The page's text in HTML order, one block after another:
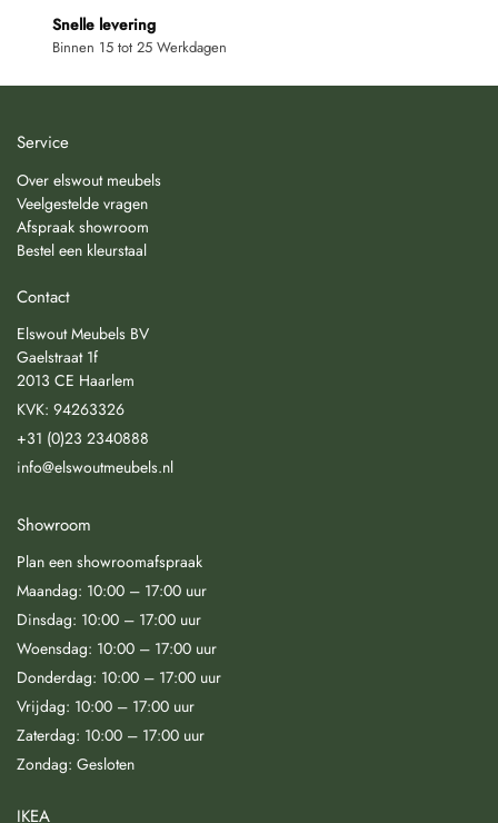
Snelle levering
Binnen 15 tot 25 Werkdagen
Service
Over elswout meubels
Veelgestelde vragen
Afspraak showroom
Bestel een kleurstaal
Contact
Elswout Meubels BV
Gaelstraat 1f
2013 CE Haarlem
KVK: 94263326
+31 (0)23 2340888
info@elswoutmeubels.nl
Showroom
Plan een showroomafspraak
Maandag: 10:00 – 17:00 uur
Dinsdag: 10:00 – 17:00 uur
Woensdag: 10:00 – 17:00 uur
Donderdag: 10:00 – 17:00 uur
Vrijdag: 10:00 – 17:00 uur
Zaterdag: 10:00 – 17:00 uur
Zondag: Gesloten
IKEA